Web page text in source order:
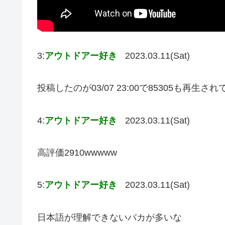
3:アウトドアー好き 2023.03.11(Sat)
投稿したのが03/07 23:00で85305も再生され
4:アウトドアー好き 2023.03.11(Sat)
高評価2910wwwww
5:アウトドアー好き 2023.03.11(Sat)
日本語が理解できないバカが多いな